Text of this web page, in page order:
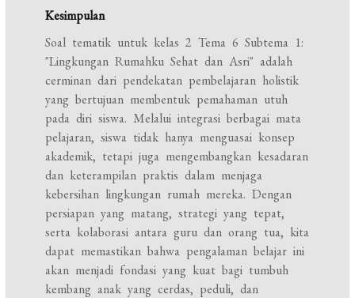
Kesimpulan
Soal tematik untuk kelas 2 Tema 6 Subtema 1:
"Lingkungan Rumahku Sehat dan Asri" adalah
cerminan dari pendekatan pembelajaran holistik
yang bertujuan membentuk pemahaman utuh
pada diri siswa. Melalui integrasi berbagai mata
pelajaran, siswa tidak hanya menguasai konsep
akademik, tetapi juga mengembangkan kesadaran
dan keterampilan praktis dalam menjaga
kebersihan lingkungan rumah mereka. Dengan
persiapan yang matang, strategi yang tepat,
serta kolaborasi antara guru dan orang tua, kita
dapat memastikan bahwa pengalaman belajar ini
akan menjadi fondasi yang kuat bagi tumbuh
kembang anak yang cerdas, peduli, dan